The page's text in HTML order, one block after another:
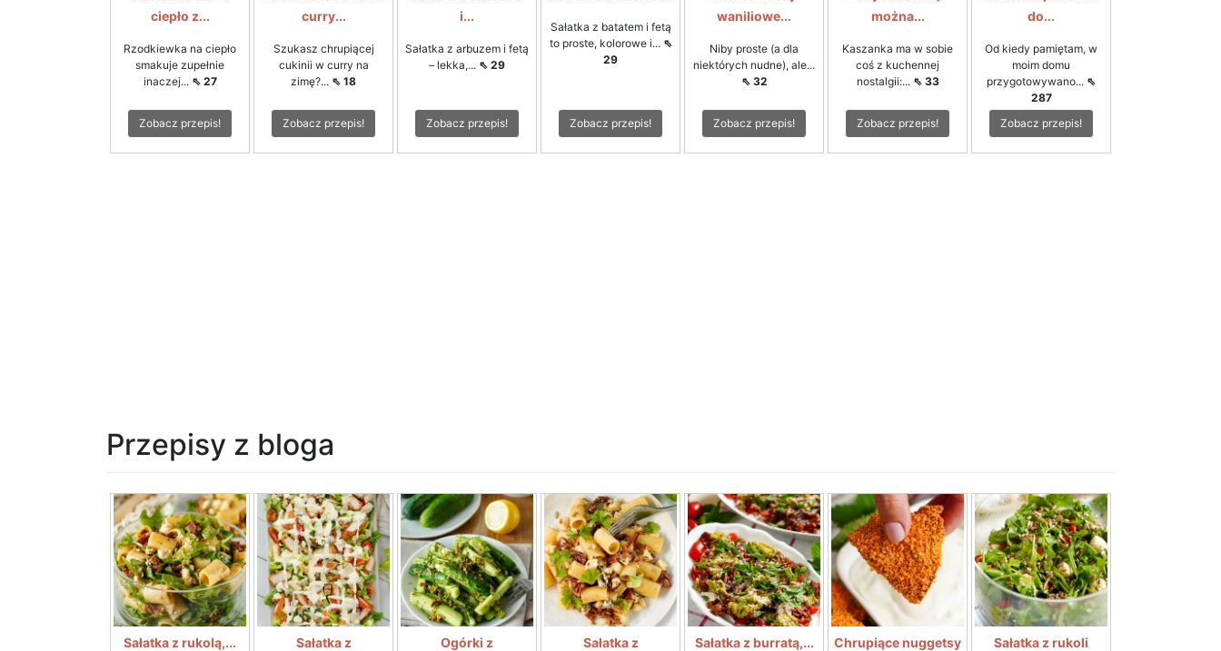
ciepło z...
Rzodkiewka na ciepło
smakuje zupełnie
inaczej... ⇖ 27
Zobacz przepis!
curry...
Szukasz chrupiącej
cukinii w curry na
zimę?... ⇖ 18
Zobacz przepis!
i...
Sałatka z arbuzem i fetą
– lekka,... ⇖ 29
Zobacz przepis!
Sałatka z batatem i fetą
to proste, kolorowe i... ⇖
29
Zobacz przepis!
waniliowe...
Niby proste (a dla
niektórych nudne), ale...
⇖ 32
Zobacz przepis!
można...
Kaszanka ma w sobie
coś z kuchennej
nostalgii:... ⇖ 33
Zobacz przepis!
do...
Od kiedy pamiętam, w
moim domu
przygotowywano... ⇖
287
Zobacz przepis!
Przepisy z bloga
Sałatka z rukolą,...
Sałatka z
Ogórki z
Sałatka z
Sałatka z burratą,...
Chrupiące nuggetsy
Sałatka z rukoli